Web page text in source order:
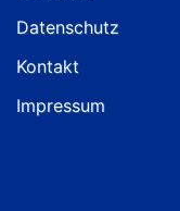
Datenschutz
Kontakt
Impressum